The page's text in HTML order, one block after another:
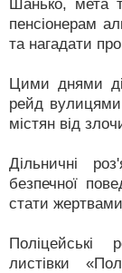
Шанько, мета
пенсіонерам
та нагадати
Цими днями
рейд
містян від
Дільничні
безпечної
стати
Поліцейські
листівки